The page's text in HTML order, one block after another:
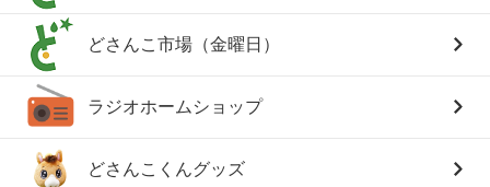
どさんこ市場（金曜日）
ラジオホームショップ
どさんこくんグッズ